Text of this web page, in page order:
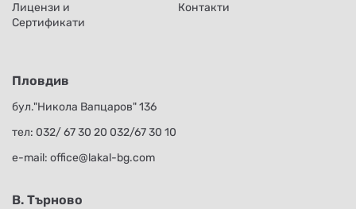
Лицензи и
Сертификати
Контакти
Пловдив
бул."Никола Вапцаров" 136
тел: 032/ 67 30 20 032/67 30 10
е-mail: office@lakal-bg.com
В. Търново